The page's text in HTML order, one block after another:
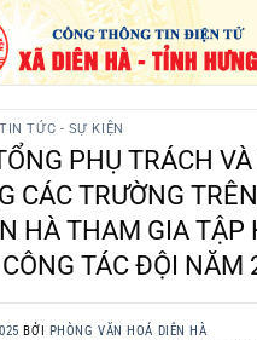
TIN TỨC - SỰ KIỆN
PHỤ TRÁCH
CÁC TRƯỜNG
HÀ THAM GIA TẬP
TÁC ĐỘI NĂM
BỞI PHÒNG VĂN HOÁ DIÊN HÀ